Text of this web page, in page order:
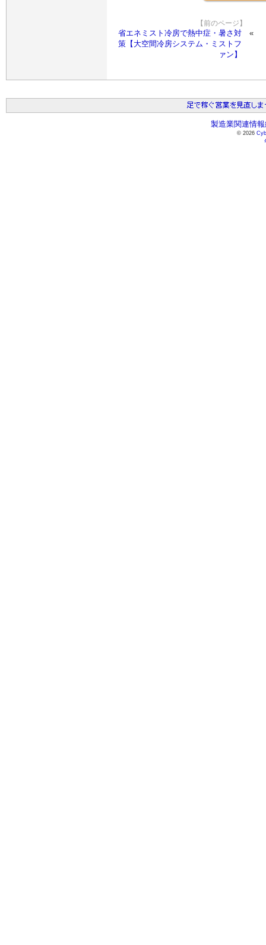
【前のページ】
省エネミスト冷房で熱中症・暑さ対
策【大空間冷房システム・ミストフ
ァン】
製造業関連情
© 2026